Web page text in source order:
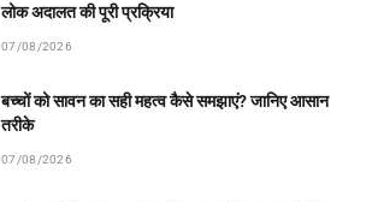
लोक अदालत की पूरी प्रक्रिया
07/08/2026
बच्चों को सावन का सही महत्व कैसे समझाएं? जानिए आसान
तरीके
07/08/2026